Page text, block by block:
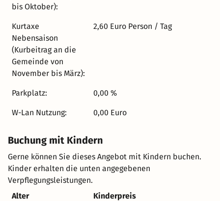
bis Oktober):
Kurtaxe
Nebensaison
(Kurbeitrag an die
Gemeinde von
November bis März):
2,60 Euro Person / Tag
Parkplatz: 0,00 %
W-Lan Nutzung: 0,00 Euro
Buchung mit Kindern
Gerne können Sie dieses Angebot mit Kindern buchen.
Kinder erhalten die unten angegebenen
Verpflegungsleistungen.
Alter
Kinderpreis